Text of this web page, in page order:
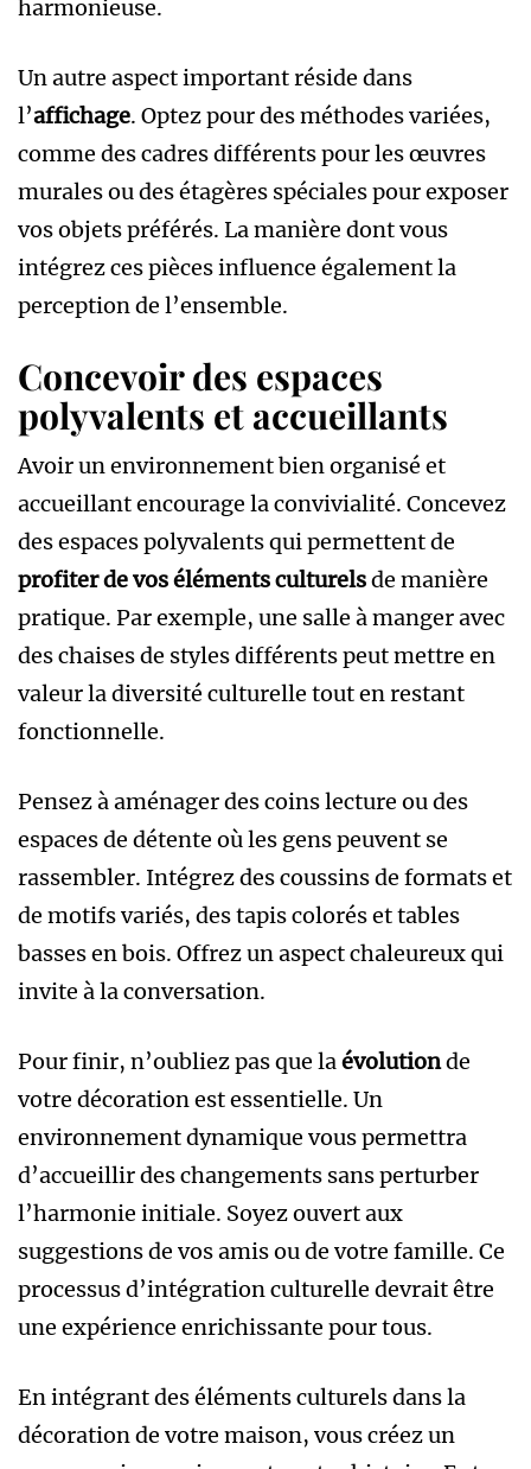
harmonieuse.
Un autre aspect important réside dans
l’affichage. Optez pour des méthodes variées,
comme des cadres différents pour les œuvres
murales ou des étagères spéciales pour exposer
vos objets préférés. La manière dont vous
intégrez ces pièces influence également la
perception de l’ensemble.
Concevoir des espaces
polyvalents et accueillants
Avoir un environnement bien organisé et
accueillant encourage la convivialité. Concevez
des espaces polyvalents qui permettent de
profiter de vos éléments culturelsde manière
pratique. Par exemple, une salle à manger avec
des chaises de styles différents peut mettre en
valeur la diversité culturelle tout en restant
fonctionnelle.
Pensez à aménager des coins lecture ou des
espaces de détente où les gens peuvent se
rassembler. Intégrez des coussins de formats et
de motifs variés, des tapis colorés et tables
basses en bois. Offrez un aspect chaleureux qui
invite à la conversation.
Pour finir, n’oubliez pas que laévolutionde
votre décoration est essentielle. Un
environnement dynamique vous permettra
d’accueillir des changements sans perturber
l’harmonie initiale. Soyez ouvert aux
suggestions de vos amis ou de votre famille. Ce
processus d’intégration culturelle devrait être
une expérience enrichissante pour tous.
En intégrant des éléments culturels dans la
décoration de votre maison, vous créez un